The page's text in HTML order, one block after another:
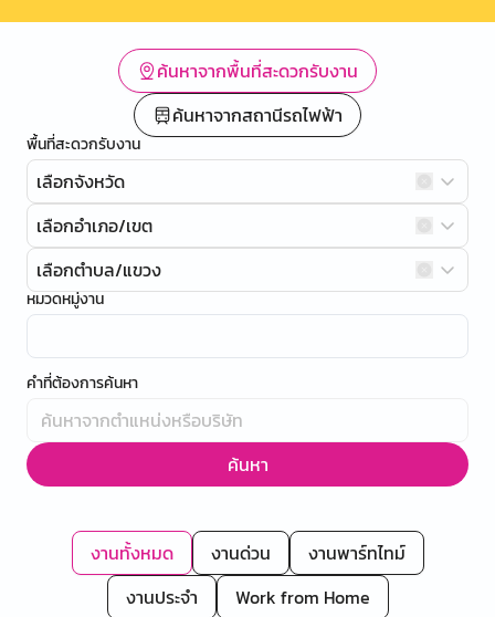
ค้นหาจากพื้นที่สะดวกรับงาน
ค้นหาจากสถานีรถไฟฟ้า
พื้นที่สะดวกรับงาน
เลือกจังหวัด
เลือกอำเภอ/เขต
เลือกตำบล/แขวง
หมวดหมู่งาน
คำที่ต้องการค้นหา
ค้นหา
งานทั้งหมด งานด่วน
งานพาร์ทไทม์
งานประจำ
Work from Home